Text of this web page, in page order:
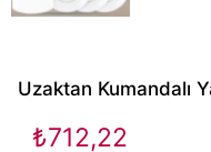
Uzaktan Kumandalı
₺712,22